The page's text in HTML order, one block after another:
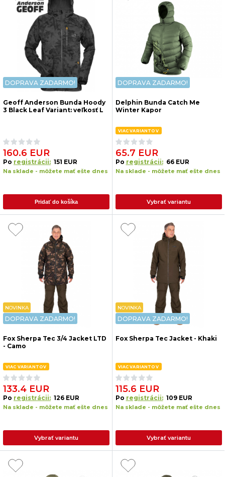
DOPRAVA ZADARMO!
Geoff Anderson Bunda Hoody
3 Black Leaf Variant: veľkosť L
160.6 EUR
Po registrácii: 151 EUR
Na sklade - môžete mať ešte dnes
Pridať do košíka
DOPRAVA ZADARMO!
Delphin Bunda Catch Me
Winter Kapor
VIAC VARIANTOV
65.7 EUR
Po registrácii: 66 EUR
Na sklade - môžete mať ešte dnes
Vybrať variantu
NOVINKA
DOPRAVA ZADARMO!
Fox Sherpa Tec 3/4 Jacket LTD
- Camo
VIAC VARIANTOV
133.4 EUR
Po registrácii: 126 EUR
Na sklade - môžete mať ešte dnes
Vybrať variantu
NOVINKA
DOPRAVA ZADARMO!
Fox Sherpa Tec Jacket - Khaki
VIAC VARIANTOV
115.6 EUR
Po registrácii: 109 EUR
Na sklade - môžete mať ešte dnes
Vybrať variantu